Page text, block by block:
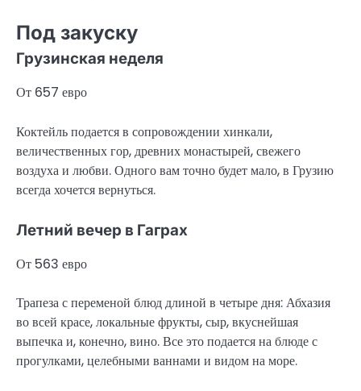
Под закуску
Грузинская неделя
От 657 евро
Коктейль подается в сопровождении хинкали,
величественных гор, древних монастырей, свежего
воздуха и любви. Одного вам точно будет мало, в Грузию
всегда хочется вернуться.
Летний вечер в Гаграх
От 563 евро
Трапеза с переменой блюд длиной в четыре дня: Абхазия
во всей красе, локальные фрукты, сыр, вкуснейшая
выпечка и, конечно, вино. Все это подается на блюде с
прогулками, целебными ваннами и видом на море.